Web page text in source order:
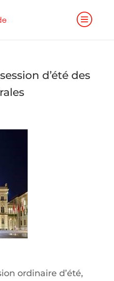
d’été des
ordinaire d’été,